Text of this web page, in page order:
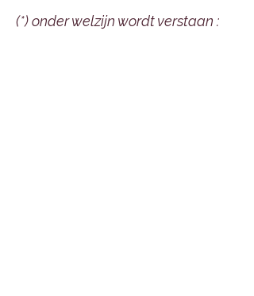
(*) onder welzijn wordt verstaan :